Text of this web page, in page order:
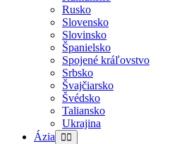
Rusko
Slovensko
Slovinsko
Španielsko
Spojené kráľovstvo
Srbsko
Švajčiarsko
Švédsko
Taliansko
Ukrajina
Ázia